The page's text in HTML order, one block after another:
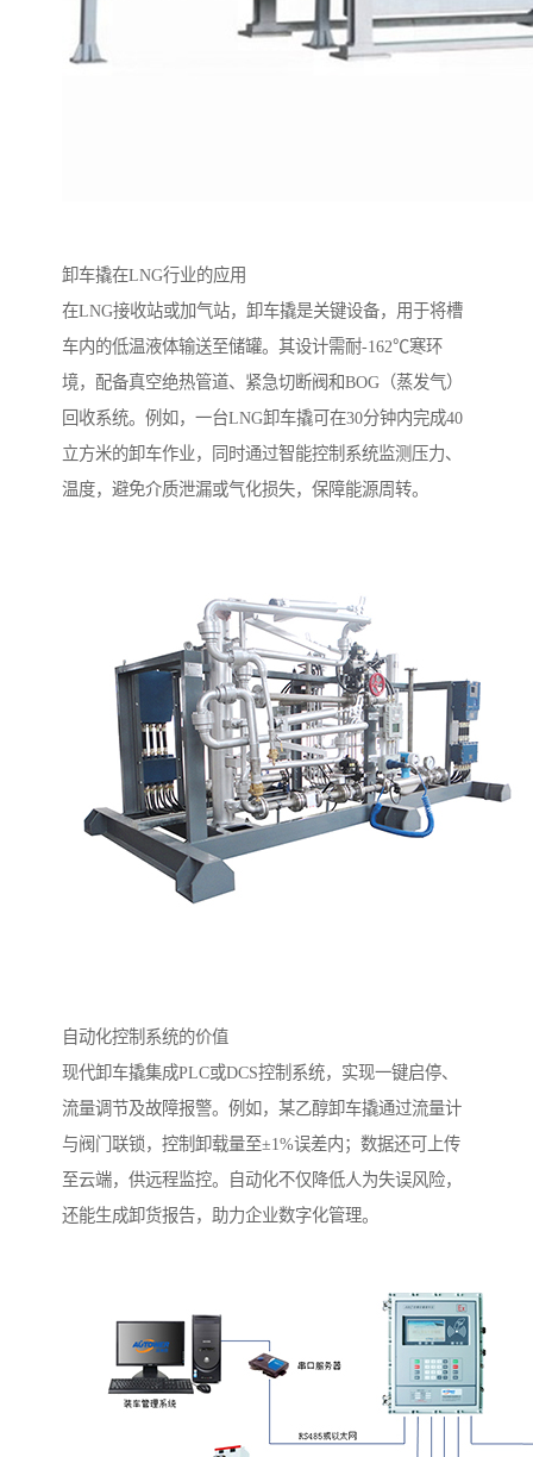
卸车撬在LNG行业的应用
在LNG接收站或加气站，卸车撬是关键设备，用于将槽
车内的低温液体输送至储罐。其设计需耐-162℃寒环
境，配备真空绝热管道、紧急切断阀和BOG（蒸发气）
回收系统。例如，一台LNG卸车撬可在30分钟内完成40
立方米的卸车作业，同时通过智能控制系统监测压力、
温度，避免介质泄漏或气化损失，保障能源周转。
自动化控制系统的价值
现代卸车撬集成PLC或DCS控制系统，实现一键启停、
流量调节及故障报警。例如，某乙醇卸车撬通过流量计
与阀门联锁，控制卸载量至±1%误差内；数据还可上传
至云端，供远程监控。自动化不仅降低人为失误风险，
还能生成卸货报告，助力企业数字化管理。